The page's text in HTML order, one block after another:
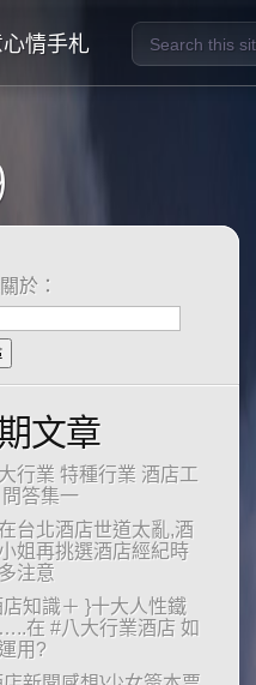
心情手札
於：
文章
行業 特種行業 酒店工
問答集一
台北酒店世道太亂,酒
姐再挑選酒店經紀時
注意
店知識＋ }十大人性鐵
在 #八大行業酒店 如
用?